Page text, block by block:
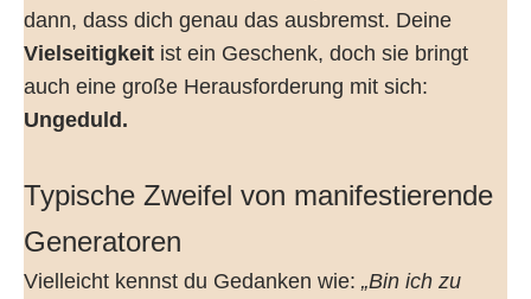
dann, dass dich genau das ausbremst. Deine
Vielseitigkeit ist ein Geschenk, doch sie bringt
auch eine große Herausforderung mit sich:
Ungeduld.
Typische Zweifel von manifestierende
Generatoren
Vielleicht kennst du Gedanken wie: „Bin ich zu